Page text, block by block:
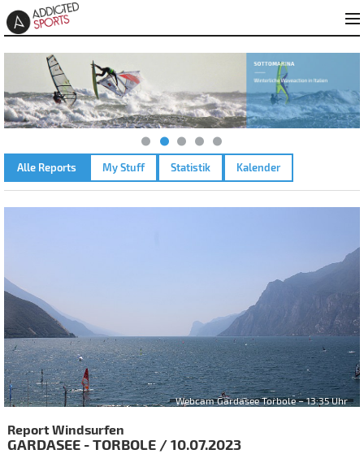
Alle Reports My Stuff Statistik Kalender
Webcam Gardasee Torbole – 13:35 Uhr
Report Windsurfen
GARDASEE - TORBOLE /10.07.2023